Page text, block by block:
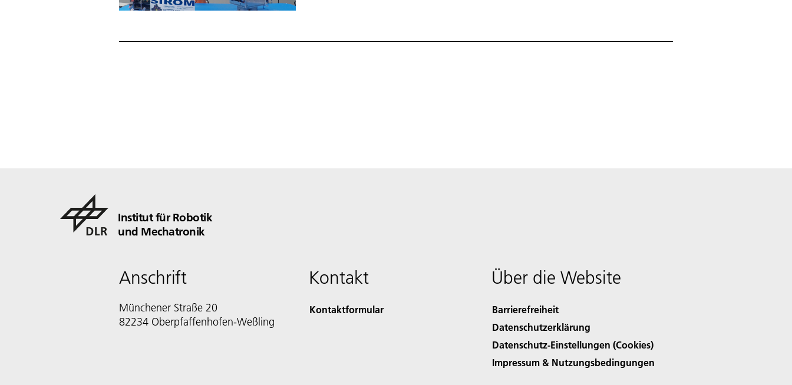
Institut für Robotik
und Mechatronik
Anschrift
Münchener Straße 20
82234 Oberpfaffenhofen-Weßling
Kontakt
Kontaktformular
Über die Website
Barrierefreiheit
Datenschutzerklärung
Datenschutz-Einstellungen (Cookies)
Impressum & Nutzungsbedingungen